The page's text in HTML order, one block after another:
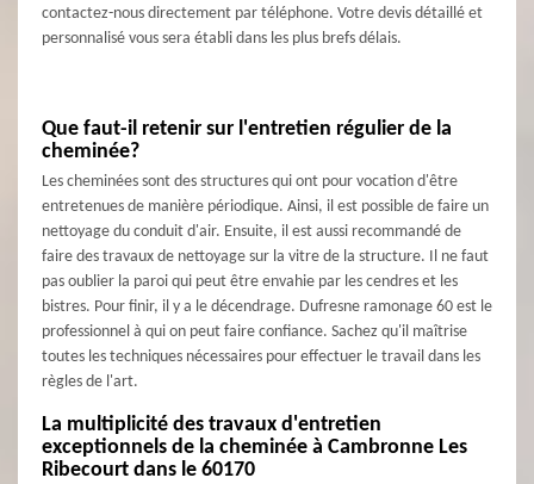
contactez-nous directement par téléphone. Votre devis détaillé et
personnalisé vous sera établi dans les plus brefs délais.
Que faut-il retenir sur l'entretien régulier de la
cheminée?
Les cheminées sont des structures qui ont pour vocation d'être
entretenues de manière périodique. Ainsi, il est possible de faire un
nettoyage du conduit d'air. Ensuite, il est aussi recommandé de
faire des travaux de nettoyage sur la vitre de la structure. Il ne faut
pas oublier la paroi qui peut être envahie par les cendres et les
bistres. Pour finir, il y a le décendrage. Dufresne ramonage 60 est le
professionnel à qui on peut faire confiance. Sachez qu'il maîtrise
toutes les techniques nécessaires pour effectuer le travail dans les
règles de l'art.
La multiplicité des travaux d'entretien
exceptionnels de la cheminée à Cambronne Les
Ribecourt dans le 60170